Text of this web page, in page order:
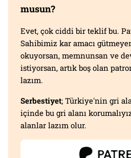
musun?
Evet, çok ciddi bir teklif bu.
Sahibimiz kar amacı
okuyorsan, memnunsan ve
istiyorsan, artık boş olan
lazım.
Serbestiyet; Türkiye'nin gri
içinde bu gri alanı
alanlar lazım olur.